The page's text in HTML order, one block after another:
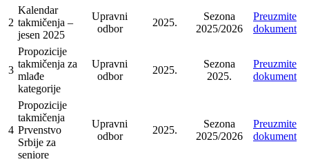
2
Kalendar
takmičenja –
jesen 2025
Upravni
odbor
2025.
Sezona
2025/2026
Preuzmite
dokument
3
Propozicije
takmičenja za
mlađe
kategorije
Upravni
odbor
2025.
Sezona
2025.
Preuzmite
dokument
4
Propozicije
takmičenja
Prvenstvo
Srbije za
seniore
Upravni
odbor
2025.
Sezona
2025/2026
Preuzmite
dokument